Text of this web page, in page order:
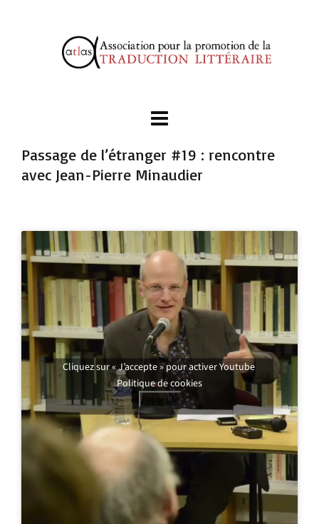
Passage de l’étranger #19 : rencontre
avec Jean-Pierre Minaudier
Cliquez sur « J’accepte » pour activer Youtube
Politique de cookies
J’accepte